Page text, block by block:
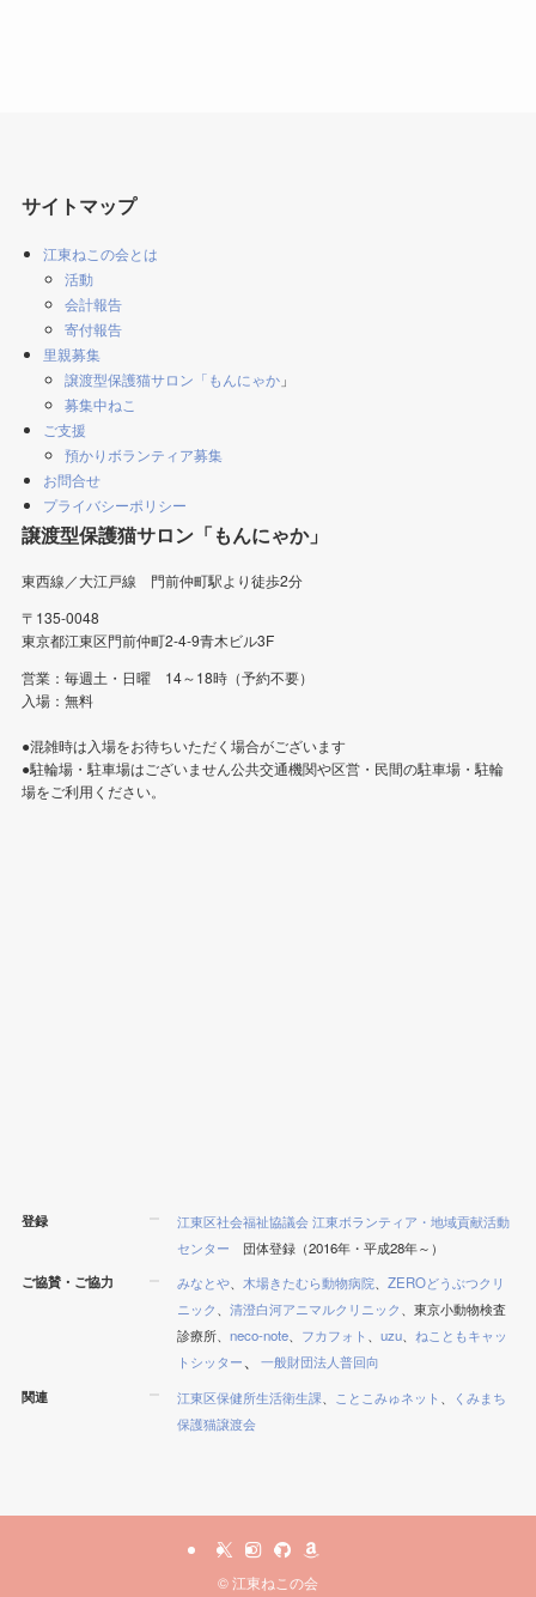
サイトマップ
江東ねこの会とは
活動
会計報告
寄付報告
里親募集
譲渡型保護猫サロン「もんにゃか 」
募集中ねこ
ご支援
預かりボランティア募集
お問合せ
プライバシーポリシー
譲渡型保護猫サロン「もんにゃか」
東西線／大江戸線 門前仲町駅より徒歩2分
〒135-0048
東京都江東区門前仲町2-4-9青木ビル3F
営業：毎週土・日曜 14～18時（予約不要）
入場：無料
●混雑時は入場をお待ちいただく場合がございます
●駐輪場・駐車場はございません公共交通機関や区営・民間の駐車場・駐輪
場をご利用ください。
登録
江東区社会福祉協議会 江東ボランティア・地域貢献活動
センター 団体登録（2016年・平成28年～）
ご協賛・ご協力 みなとや、木場きたむら動物病院、ZEROどうぶつクリ
ニック、清澄白河アニマルクリニック、東京小動物検査
診療所、neco-note、 フカフォト 、uzu、ねこともキャッ
トシッター
、一般財団法人普回向
関連 江東区保健所生活衛生課 ことこみゅネット
くみまち
保護猫譲渡会
©江東ねこの会